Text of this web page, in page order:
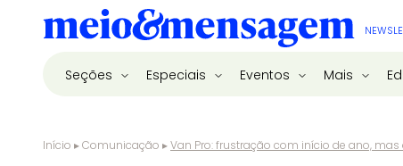
Seções Especiais Eventos Mais
Início ▸Comunicação ▸Van Pro: frustração com início de ano,